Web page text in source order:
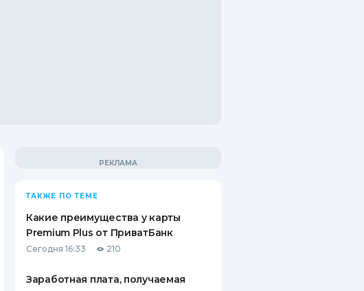
ТАКЖЕ ПО ТЕМЕ
Какие преимущества у карты
Premium Plus от ПриватБанк
Сегодня 16:33 210
Заработная плата, получаемая